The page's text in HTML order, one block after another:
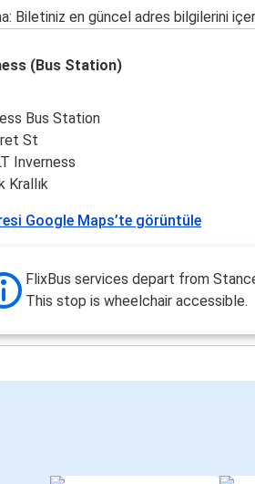
Biletiniz en güncel adres bilgilerini
(Bus Station)
Bus Station
St
Inverness
Krallık
Google Maps’te görüntüle
FlixBus services depart from
This stop is wheelchair accessible.